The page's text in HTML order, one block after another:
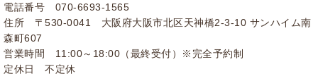
電話番号 070-6693-1565
住所 〒530-0041 大阪府大阪市北区天神橋2-3-10 サンハイム南
森町607
営業時間 11:00～18:00（最終受付）※完全予約制
定休日 不定休